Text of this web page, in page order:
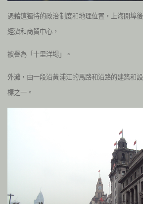
憑藉這獨特的政治制度和地理位置，上海開埠
經濟和商貿中心，
被譽為「十里洋場」。
外灘，由一段沿黃浦江的馬路和沿路的建築和
標之一。